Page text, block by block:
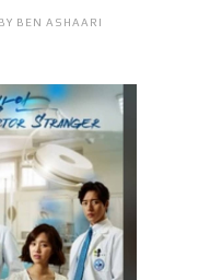
BEN ASHAARI